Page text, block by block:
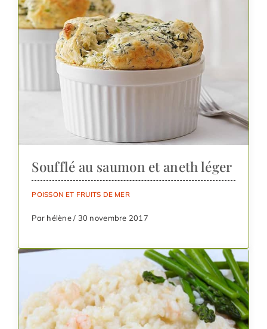
Soufflé au saumon et aneth léger
POISSON ET FRUITS DE MER
Par hélène / 30 novembre 2017